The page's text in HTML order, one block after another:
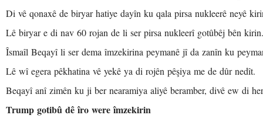
Di vê qonaxê de biryar hatiye dayîn ku qala pirsa nukleerê neyê
Lê biryar e di nav 60 rojan de li ser pirsa nukleerî gotûbêj bên
Îsmaîl Beqayî li ser dema îmzekirina peymanê jî da zanîn ku
Lê wî egera pêkhatina vê yekê ya di rojên pêşiya me de dûr nedît.
Beqayî anî zimên ku ji ber nearamiya aliyê beramber, divê ew di
Trump gotibû dê îro were îmzekirin